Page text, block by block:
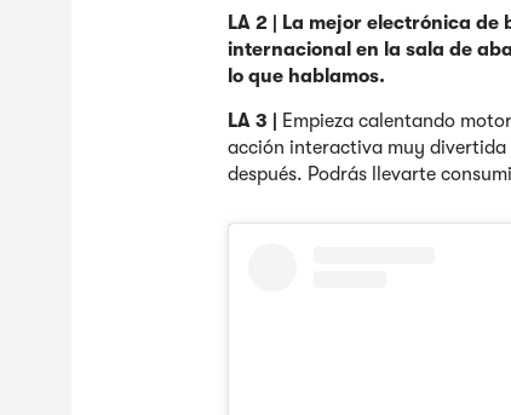
LA 2 | La mejor electrónica de
internacional en la sala de
lo que hablamos.
LA 3 | Empieza calentando
acción interactiva muy
después. Podrás llevarte